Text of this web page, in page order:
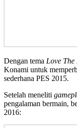
Dengan tema Love
Konami untuk
sederhana PES 2015.
Setelah meneliti
pengalaman bermain,
2016: